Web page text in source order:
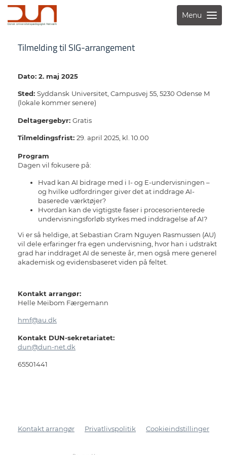
Menu
Tilmelding til SIG-arrangement
Dato: 2. maj 2025
Sted: Syddansk Universitet, Campusvej 55, 5230 Odense M
(lokale kommer senere)
Deltagergebyr: Gratis
Tilmeldingsfrist: 29. april 2025, kl. 10.00
Program
Dagen vil fokusere på:
Hvad kan AI bidrage med i I- og E-undervisningen –
og hvilke udfordringer giver det at inddrage AI-
baserede værktøjer?
Hvordan kan de vigtigste faser i procesorienterede
undervisningsforløb styrkes med inddragelse af AI?
Vi er så heldige, at Sebastian Gram Nguyen Rasmussen (AU)
vil dele erfaringer fra egen undervisning, hvor han i udstrakt
grad har inddraget AI de seneste år, men også mere generel
akademisk og evidensbaseret viden på feltet.
Kontakt arrangør:
Helle Meibom Færgemann
hmf@au.dk
Kontakt DUN-sekretariatet:
dun@dun-net.dk
65501441
Kontakt arrangør Privatlivspolitik Cookieindstillinger